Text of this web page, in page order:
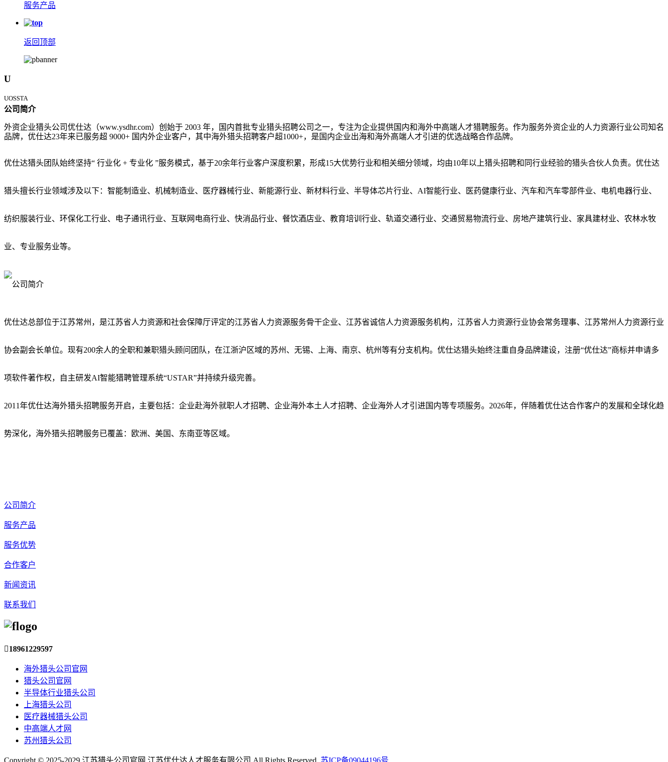
服务产品
返回顶部
U
UOSSTA
公司简介
外资企业猎头公司优仕达（www.ysdhr.com）创始于 2003 年，国内首批专业猎头招聘公司之一，专注为企业提供国内和海外中高端人才猎聘服务。 作为服务外资企业的人力资源行业公司知名
品牌，优仕达23年来已服务超 9000+ 国内外企业客户，其中海外猎头招聘客户超1000+，是国内企业出海和海外高端人才引进的优选战略合作品牌。
优仕达猎头团队始终坚持“ 行业化 + 专业化 ”服务模式，基于20余年行业客户深度积累，形成15大优势行业和相关细分领域，均由10年以上猎头招聘和同行业经验的猎头合伙人负责。优仕达
猎头擅长行业领域涉及以下：智能制造业、机械制造业、医疗器械行业、新能源行业、新材料行业、半导体芯片行业、AI智能行业、医药健康行业、汽车和汽车零部件业、电机电器行业、
纺织服装行业、环保化工行业、电子通讯行业、互联网电商行业、快消品行业、餐饮酒店业、教育培训行业、轨道交通行业、交通贸易物流行业、房地产建筑行业、家具建材业、农林水牧
业、专业服务业等。
优仕达总部位于江苏常州，是江苏省人力资源和社会保障厅评定的江苏省人力资源服务骨干企业、江苏省诚信人力资源服务机构，江苏省人力资源行业协会常务理事、江苏常州人力资源行业
协会副会长单位。现有200余人的全职和兼职猎头顾问团队，在江浙沪区域的苏州、无锡、上海、南京、杭州等有分支机构。 优仕达猎头始终注重自身品牌建设，注册“优仕达”商标并申请多
项软件著作权，自主研发AI智能猎聘管理系统“USTAR”并持续升级完善。
2011年优仕达海外猎头招聘服务开启，主要包括：企业赴海外就职人才招聘、企业海外本土人才招聘、企业海外人才引进国内等专项服务。2026年，伴随着优仕达合作客户的发展和全球化趋
势深化，海外猎头招聘服务已覆盖：欧洲、美国、东南亚等区域。
公司简介
服务产品
服务优势
合作客户
新闻资讯
联系我们
18961229597
海外猎头公司官网
猎头公司官网
半导体行业猎头公司
上海猎头公司
医疗器械猎头公司
中高端人才网
苏州猎头公司
Copyright © 2025-2029 江苏猎头公司官网 江苏优仕达人才服务有限公司 All Rights Reserved. 苏ICP备09044196号